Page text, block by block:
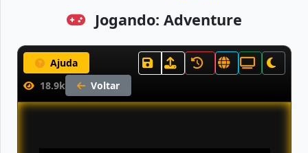
Jogando: Adventure
Ajuda
18.9k
Voltar